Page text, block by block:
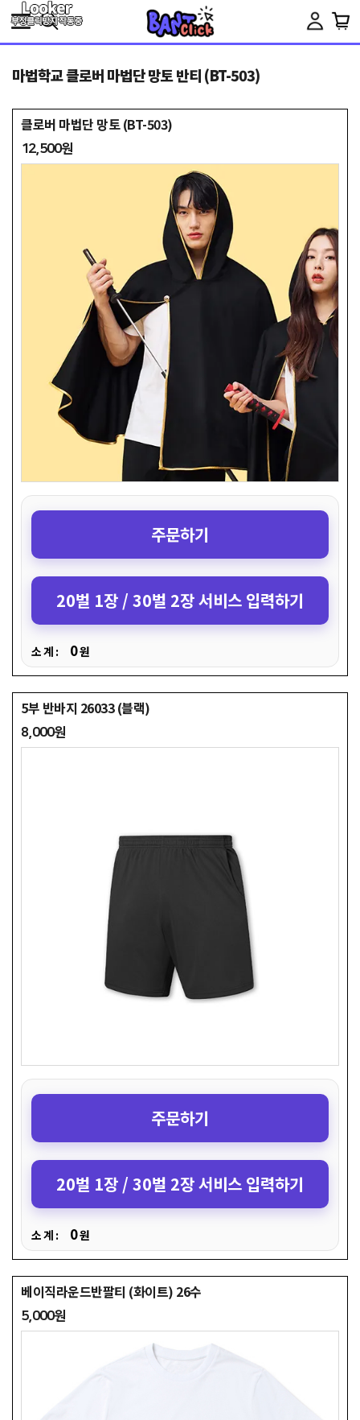
Toggle
마법학교 클로버 마법단 망토 반티 (BT-503)
클로버 마법단 망토 (BT-503)
12,500원
주문하기
20벌 1장 / 30벌 2장 서비스 입력하기
소 계 : 0원
5부 반바지 26033 (블랙)
8,000원
주문하기
20벌 1장 / 30벌 2장 서비스 입력하기
소 계 : 0원
베이직라운드반팔티 (화이트) 26수
5,000원